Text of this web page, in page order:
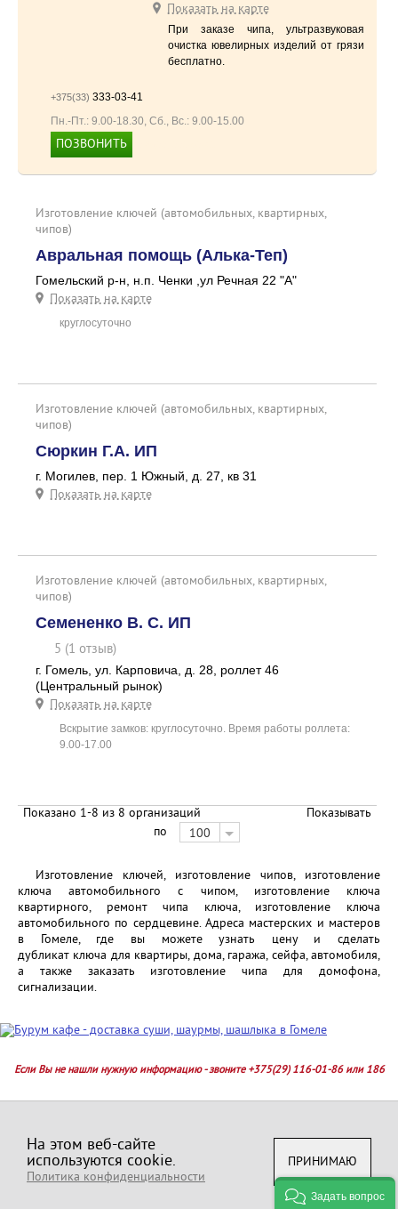
Показать на карте
При заказе чипа, ультразвуковая
очистка ювелирных изделий от грязи
бесплатно.
+375(33) 333-03-41
Пн.-Пт.: 9.00-18.30, Сб., Вс.: 9.00-15.00
ПОЗВОНИТЬ
Изготовление ключей (автомобильных, квартирных,
чипов)
Авральная помощь (Алька-Теп)
Гомельский р-н, н.п. Ченки ,ул Речная 22 "А"
Показать на карте
круглосуточно
Изготовление ключей (автомобильных, квартирных,
чипов)
Сюркин Г.А. ИП
г. Могилев, пер. 1 Южный, д. 27, кв 31
Показать на карте
Изготовление ключей (автомобильных, квартирных,
чипов)
Семененко В. С. ИП
5 (1 отзыв)
г. Гомель, ул. Карповича, д. 28, роллет 46
(Центральный рынок)
Показать на карте
Вскрытие замков: круглосуточно. Время работы роллета:
9.00-17.00
Показано 1-8 из 8 организаций
Показывать
по
100
Изготовление ключей, изготовление чипов, изготовление
ключа автомобильного с чипом, изготовление ключа
квартирного, ремонт чипа ключа, изготовление ключа
автомобильного по сердцевине. Адреса мастерских и мастеров
в Гомеле, где вы можете узнать цену и сделать
дубликат ключа для квартиры, дома, гаража, сейфа, автомобиля,
а также заказать изготовление чипа для домофона,
сигнализации.
Если Вы не нашли нужную информацию - звоните +375(29) 116-01-86 или 186
СПРАВОЧНАЯ ИНФОРМАЦИЯ
АЛФАВИТНЫЙ УКАЗАТЕЛЬ
Политика конфиденциальности
На этом веб-сайте
используются cookie.
Политика конфиденциальности
ПРИНИМАЮ
Задать вопрос